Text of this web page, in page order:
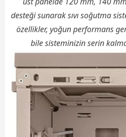
desteği sunarak sıvı soğutma
özellikler, yoğun performans
bile sisteminizin serin